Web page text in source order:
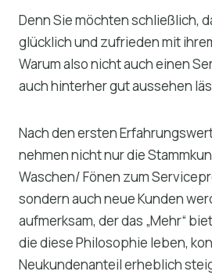
Denn Sie möchten schließlich,
glücklich und zufrieden mit
Warum also nicht auch einen
auch hinterher gut aussehen
Nach den ersten
nehmen nicht nur die
Waschen/ Fönen zum
sondern auch neue Kunden
aufmerksam, der das „Mehr“
die diese Philosophie leben,
Neukundenanteil erheblich